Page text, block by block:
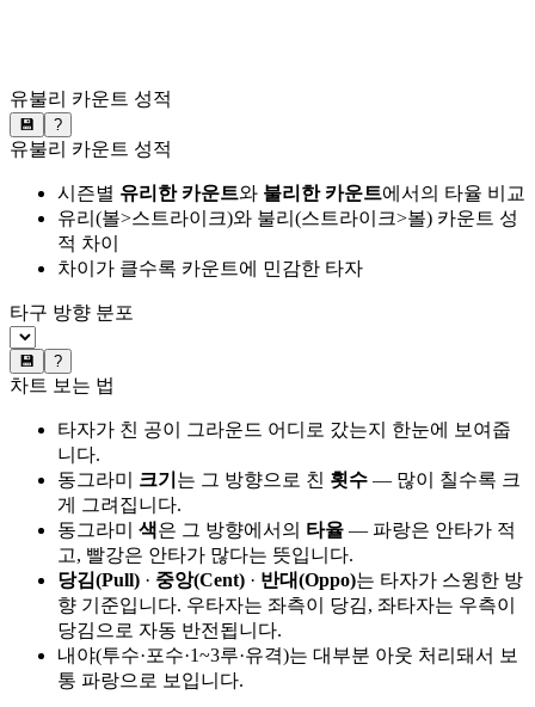
유불리 카운트 성적
💾 ?
유불리 카운트 성적
시즌별 유리한 카운트와 불리한 카운트에서의 타율 비교
유리(볼>스트라이크)와 불리(스트라이크>볼) 카운트 성
적 차이
차이가 클수록 카운트에 민감한 타자
타구 방향 분포
💾 ?
차트 보는 법
타자가 친 공이 그라운드 어디로 갔는지 한눈에 보여줍
니다.
동그라미 크기 는 그 방향으로 친 횟수 — 많이 칠수록 크
게 그려집니다.
동그라미 색은 그 방향에서의 타율 — 파랑은 안타가 적
고, 빨강은 안타가 많다는 뜻입니다.
당김(Pull) · 중앙(Cent) · 반대(Oppo)는 타자가 스윙한 방
향 기준입니다. 우타자는 좌측이 당김, 좌타자는 우측이
당김으로 자동 반전됩니다.
내야(투수·포수·1~3루·유격)는 대부분 아웃 처리돼서 보
통 파랑으로 보입니다.